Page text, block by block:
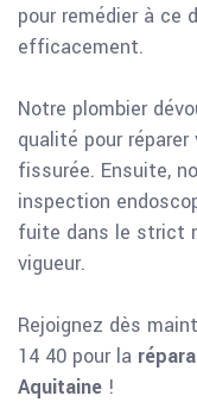
pour remédier à ce
efficacement.
Notre plombier
qualité pour
fissurée. Ensuite,
inspection
fuite dans le strict
vigueur.
Rejoignez dès
14 40 pour la
Aquitaine !